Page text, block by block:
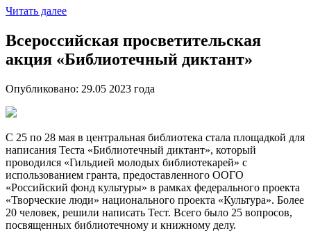
Читать далее
Всероссийская просветительская
акция «Библиотечный диктант»
Опубликовано: 29.05 2023 года
С 25 по 28 мая в центральная библиотека стала площадкой для
написания Теста «Библиотечный диктант», который
проводился «Гильдией молодых библиотекарей» с
использованием гранта, предоставленного ООГО
«Российский фонд культуры» в рамках федерального проекта
«Творческие люди» национального проекта «Культура». Более
20 человек, решили написать Тест. Всего было 25 вопросов,
посвященных библиотечному и книжному делу.